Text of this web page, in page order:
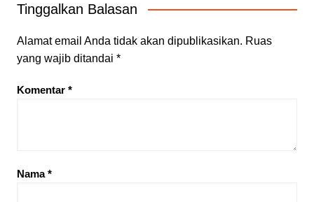
Tinggalkan Balasan
Alamat email Anda tidak akan dipublikasikan. Ruas
yang wajib ditandai *
Komentar *
Nama*